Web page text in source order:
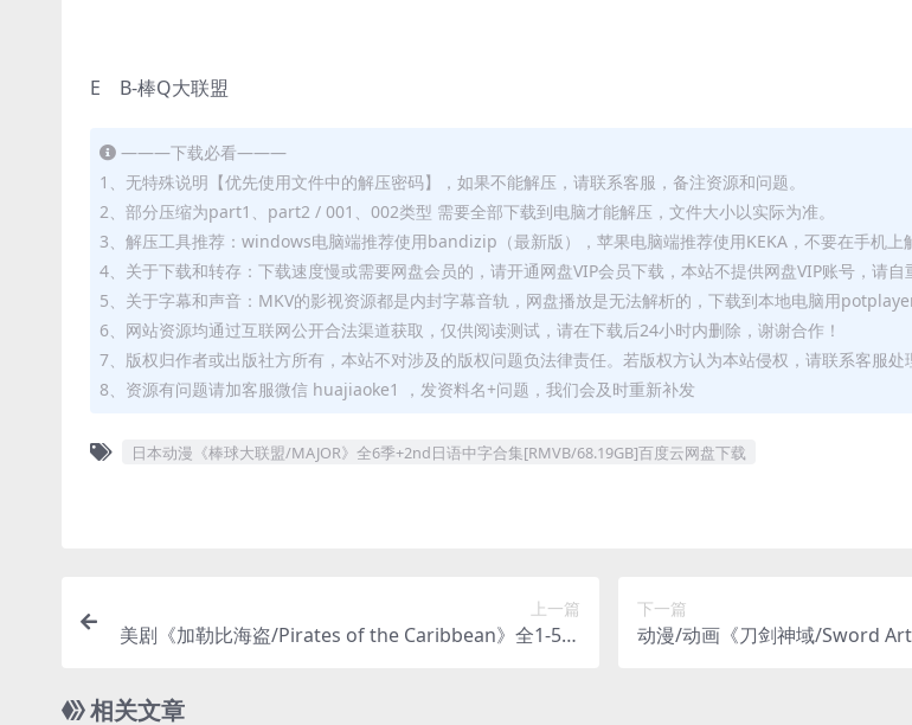
E B-棒Q大联盟
———下载必看———
1、无特殊说明【优先使用文件中的解压密码】，如果不能解压，请联系客服，备注资源和问题。
2、部分压缩为part1、part2 / 001、002类型 需要全部下载到电脑才能解压，文件大小以实际为准。
3、解压工具推荐：windows电脑端推荐使用bandizip（最新版），苹果电脑端推荐使用KEKA，不要在手机上
4、关于下载和转存：下载速度慢或需要网盘会员的，请开通网盘VIP会员下载，本站不提供网盘VIP账号，请自
5、关于字幕和声音：MKV的影视资源都是内封字幕音轨，网盘播放是无法解析的，下载到本地电脑用
6、网站资源均通过互联网公开合法渠道获取，仅供阅读测试，请在下载后24小时内删除，谢谢合作！
7、版权归作者或出版社方所有，本站不对涉及的版权问题负法律责任。若版权方认为本站侵权，请联系客服处
8、资源有问题请加客服微信 huajiaoke1 ，发资料名+问题，我们会及时重新补发
日本动漫《棒球大联盟/MAJOR》全6季+2nd日语中字合集[RMVB/68.19GB]百度云网盘下载
上一篇
美剧《加勒比海盗/Pirates of the Caribbean》全1-5部
下一篇
动漫/动画《刀剑神域/Sword
相关文章